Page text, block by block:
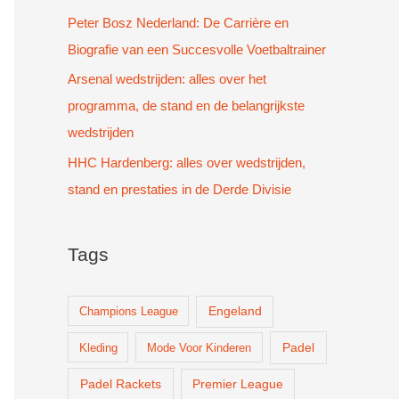
Peter Bosz Nederland: De Carrière en
Biografie van een Succesvolle Voetbaltrainer
Arsenal wedstrijden: alles over het
programma, de stand en de belangrijkste
wedstrijden
HHC Hardenberg: alles over wedstrijden,
stand en prestaties in de Derde Divisie
Tags
Champions League Engeland
Kleding Mode Voor Kinderen Padel
Padel Rackets Premier League